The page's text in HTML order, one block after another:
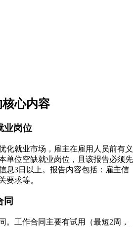
心内容
业岗位
化就业市场，雇主在雇用人员前有义
单位空缺就业岗位，且该报告必须先
息3日以上。报告内容包括：雇主信
要求等。
同
。工作合同主要有试用（最短2周，